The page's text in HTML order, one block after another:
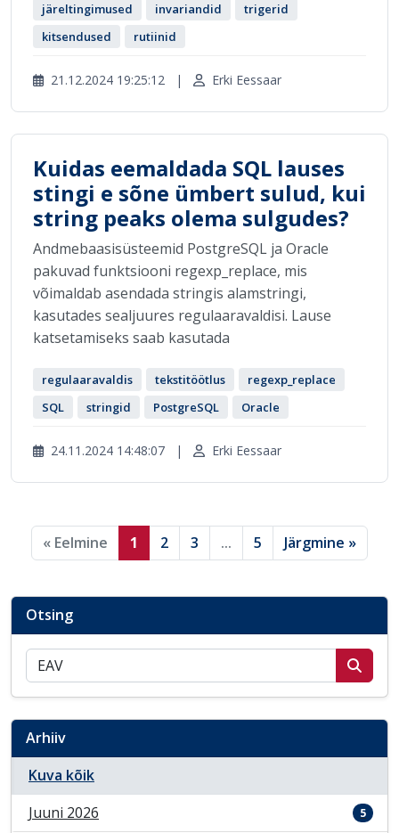
järeltingimused
invariandid
trigerid
kitsendused
rutiinid
21.12.2024 19:25:12 | Erki Eessaar
Kuidas eemaldada SQL lauses
stingi e sõne ümbert sulud, kui
string peaks olema sulgudes?
Andmebaasisüsteemid PostgreSQL ja Oracle
pakuvad funktsiooni regexp_replace, mis
võimaldab asendada stringis alamstringi,
kasutades sealjuures regulaaravaldisi. Lause
katsetamiseks saab kasutada
regulaaravaldis tekstitöötlus
regexp_replace
SQL
stringid PostgreSQL Oracle
24.11.2024 14:48:07 | Erki Eessaar
« Eelmine 1 2 3 ... 5 Järgmine »
Otsing
Otsi postitusi
Arhiiv
Kuva kõik
Juuni 2026
5